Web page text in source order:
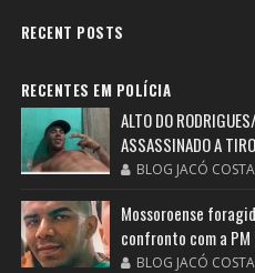
RECENT POSTS
RECENTES EM POLÍCIA
ALTO DO
ASSASSINADO A
BLOG JACÓ COSTA
Mossoroense
confronto com a PM
BLOG JACÓ COSTA